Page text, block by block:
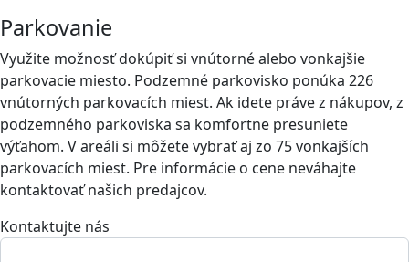
Parkovanie
Využite možnosť dokúpiť si vnútorné alebo vonkajšie
parkovacie miesto. Podzemné parkovisko ponúka 226
vnútorných parkovacích miest. Ak idete práve z nákupov, z
podzemného parkoviska sa komfortne presuniete
výťahom. V areáli si môžete vybrať aj zo 75 vonkajších
parkovacích miest. Pre informácie o cene neváhajte
kontaktovať našich predajcov.
Kontaktujte nás